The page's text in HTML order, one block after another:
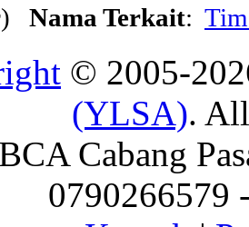
Nama Terkait:
© 2005-
(YLSA).
Cabang
0790266579